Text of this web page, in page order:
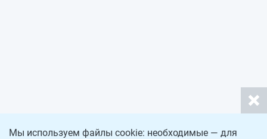
Мы используем файлы cookie: необходимые — для